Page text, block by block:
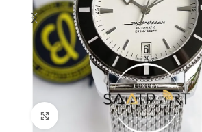
Büyütmek için tıklayın